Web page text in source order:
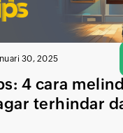
30, 2025
4 cara
terhindar